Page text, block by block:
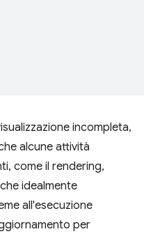
incompleta,
alcune attività
come il rendering,
idealmente
all'esecuzione
per